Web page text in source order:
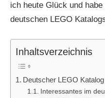
ich heute Glück und
deutschen LEGO
Inhaltsverzeichnis
Deutscher LEGO
Interessantes im